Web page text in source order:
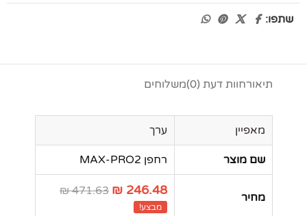
שתפו:
תיאורחוות דעת (0) משלוחים
מאפיין ערך
שם מוצר רחפן MAX-PRO2
מחיר 246.48 ₪
471.63 ₪
מבצע!